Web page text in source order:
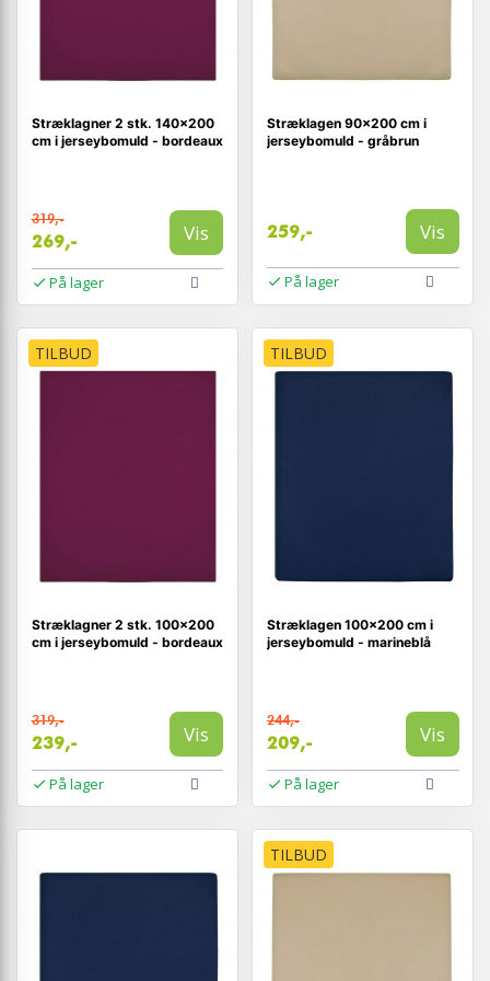
Stræklagner 2 stk. 140×200
cm i jerseybomuld - bordeaux
319,-
269,- Vis
På lager
Stræklagen 90x200 cm i
jerseybomuld - gråbrun
259,- Vis
På lager
TILBUD
Stræklagner 2 stk. 100×200
cm i jerseybomuld - bordeaux
319,-
239,- Vis
På lager
TILBUD
Stræklagen 100×200 cm i
jerseybomuld - marineblå
244,-
209,- Vis
På lager
TILBUD